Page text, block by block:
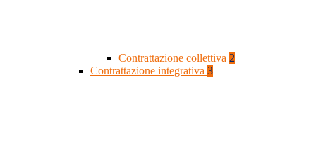
Contrattazione collettiva 2
Contrattazione integrativa 3